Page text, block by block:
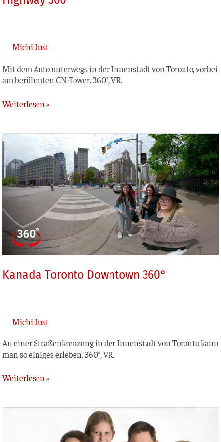
Michi Just
Mit dem Auto unter­wegs in der Innen­stadt von Toron­to, vor­bei
am berühm­ten CN-Tower. 360°, VR.
Weiterlesen »
Kanada Toronto Downtown 360°
Michi Just
An einer Stra­ßen­kreu­zung in der Innen­stadt von Toron­to kann
man so eini­ges erle­ben. 360°, VR.
Kanada
Toronto
Downtown
360°
Weiterlesen »